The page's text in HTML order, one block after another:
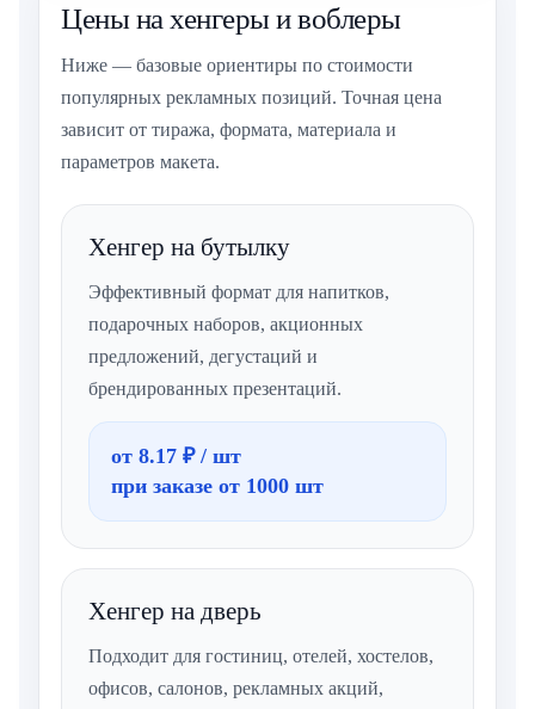
Цены на хенгеры и воблеры
Ниже — базовые ориентиры по стоимости
популярных рекламных позиций. Точная цена
зависит от тиража, формата, материала и
параметров макета.
Хенгер на бутылку
Эффективный формат для напитков,
подарочных наборов, акционных
предложений, дегустаций и
брендированных презентаций.
от 8.17 ₽ / шт
при заказе от 1000 шт
Хенгер на дверь
Подходит для гостиниц, отелей, хостелов,
офисов, салонов, рекламных акций,